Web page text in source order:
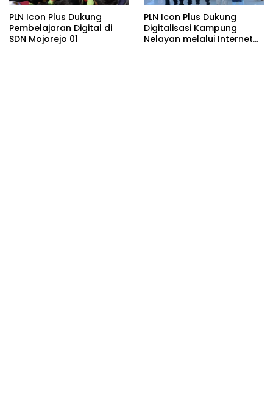
PLN Icon Plus Dukung
Pembelajaran Digital di
SDN Mojorejo 01
PLN Icon Plus Dukung
Digitalisasi Kampung
Nelayan melalui Internet